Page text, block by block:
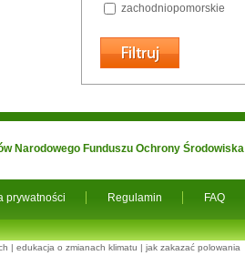
zachodniopomorskie
prywatności Regulamin FAQ
Narodowego Funduszu Ochrony Środowiska
| edukacja o zmianach klimatu | jak zakazać polowania